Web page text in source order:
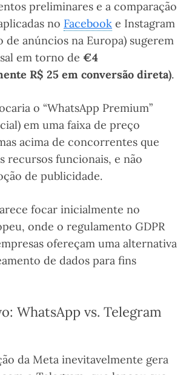
preliminares e a comparação
no Facebook e Instagram
de anúncios na Europa) sugerem
em torno de €4
R$ 25 em conversão direta).
o “WhatsApp Premium”
em uma faixa de preço
acima de concorrentes que
recursos funcionais, e não
de publicidade.
focar inicialmente no
onde o regulamento GDPR
ofereçam uma alternativa
de dados para fins
WhatsApp vs. Telegram
da Meta inevitavelmente gera